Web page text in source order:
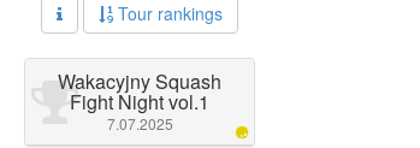
Tour rankings
Wakacyjny Squash
Fight Night vol.1
7.07.2025